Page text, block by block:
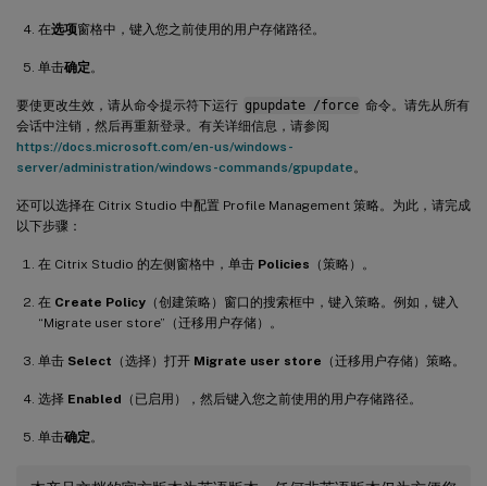
在选项窗格中，键入您之前使用的用户存储路径。
单击确定 。
要使更改生效，请从命令提示符下运行 gpupdate /force 命令。请先从所有
会话中注销，然后再重新登录。有关详细信息，请参阅
https://docs.microsoft.com/en-us/windows-
server/administration/windows-commands/gpupdate 。
还可以选择在 Citrix Studio 中配置 Profile Management 策略。为此，请完成
以下步骤：
在 Citrix Studio 的左侧窗格中，单击 Policies （策略）。
在 Create Policy （创建策略）窗口的搜索框中，键入策略。例如，键入
“Migrate user store”（迁移用户存储）。
单击 Select （选择）打开 Migrate user store （迁移用户存储）策略。
选择 Enabled （已启用），然后键入您之前使用的用户存储路径。
单击确定 。